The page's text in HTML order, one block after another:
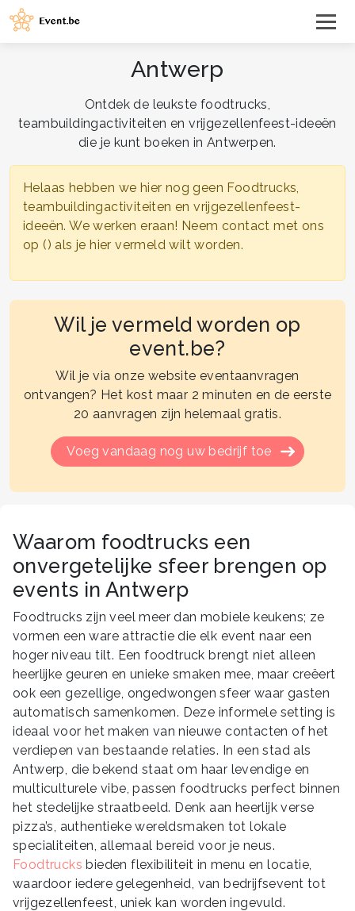
Antwerp
Ontdek de leukste foodtrucks,
teambuildingactiviteiten en vrijgezellenfeest-ideeën
die je kunt boeken in Antwerpen.
Helaas hebben we hier nog geen Foodtrucks,
teambuildingactiviteiten en vrijgezellenfeest-
ideeën. We werken eraan! Neem contact met ons
op () als je hier vermeld wilt worden.
Wil je vermeld worden op
event.be?
Wil je via onze website eventaanvragen
ontvangen? Het kost maar 2 minuten en de eerste
20 aanvragen zijn helemaal gratis.
Voeg vandaag nog uw bedrijf toe
Waarom foodtrucks een
onvergetelijke sfeer brengen op
events in Antwerp
Foodtrucks zijn veel meer dan mobiele keukens; ze
vormen een ware attractie die elk event naar een
hoger niveau tilt. Een foodtruck brengt niet alleen
heerlijke geuren en unieke smaken mee, maar creëert
ook een gezellige, ongedwongen sfeer waar gasten
automatisch samenkomen. Deze informele setting is
ideaal voor het maken van nieuwe contacten of het
verdiepen van bestaande relaties. In een stad als
Antwerp, die bekend staat om haar levendige en
multiculturele vibe, passen foodtrucks perfect binnen
het stedelijke straatbeeld. Denk aan heerlijk verse
pizza’s, authentieke wereldsmaken tot lokale
specialiteiten, allemaal bereid voor je neus.
Foodtrucks bieden flexibiliteit in menu en locatie,
waardoor iedere gelegenheid, van bedrijfsevent tot
vrijgezellenfeest, uniek kan worden ingevuld.